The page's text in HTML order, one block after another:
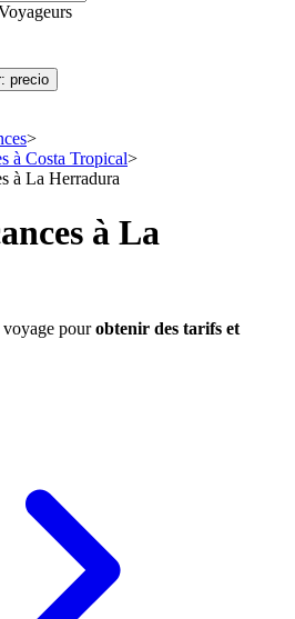
precio
>
à Costa Tropical>
à La Herradura
à La
voyage pourobtenir des tarifs et